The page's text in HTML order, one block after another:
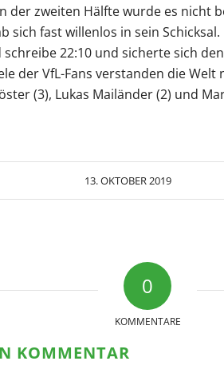
der zweiten Hälfte wurde es nicht
sich fast willenlos in sein
22:10 und sicherte sich
der VfL-Fans verstanden die
(3), Lukas Mailänder (2) und
13. OKTOBER 2019
0
KOMMENTARE
KOMMENTAR